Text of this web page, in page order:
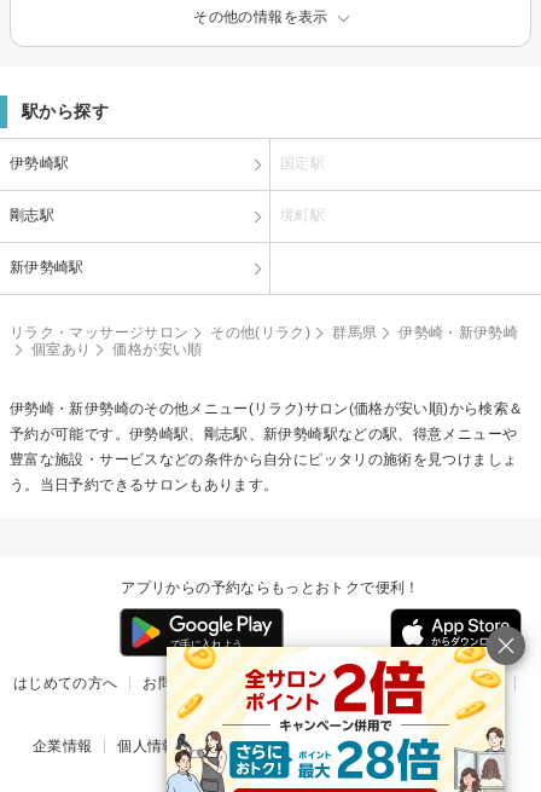
その他の情報を表示
駅から探す
伊勢崎駅 国定駅
剛志駅 境町駅
新伊勢崎駅
リラク・マッサージサロン その他(リラク) 群馬県
伊勢崎・新伊勢崎
個室あり
価格が安い順
伊勢崎・新伊勢崎のその他メニュー(リラク)サロン(価格が安い順)から検索＆
予約が可能です。伊勢崎駅、剛志駅、新伊勢崎駅などの駅、得意メニューや
豊富な施設・サービスなどの条件から自分にピッタリの施術を見つけましょ
う。当日予約できるサロンもあります。
アプリからの予約ならもっとおトクで便利！
はじめての方へ お問い合わせ ヘルプ リリース情報
利用規約
掲載ご希望のサロン様
企業情報 個人情報保護方針 楽天のサービス一覧 アプリ一覧
© Rakuten Group, Inc.